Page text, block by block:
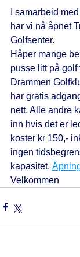
I samarbeid
har vi nå åpnet
Golfsenter.
Håper mange
pusse litt på golf
Drammen
har gratis
nett. Alle andre
inn hvis det er
koster kr 150,-
ingen
kapasitet.
Velkommen